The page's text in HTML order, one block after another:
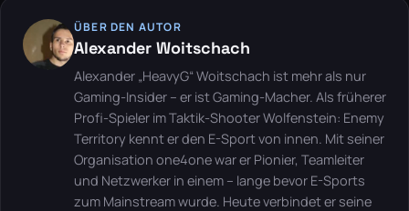
ÜBER DEN AUTOR
Alexander Woitschach
Alexander „HeavyG“ Woitschach ist mehr als nur
Gaming-Insider – er ist Gaming-Macher. Als früherer
Profi-Spieler im Taktik-Shooter Wolfenstein: Enemy
Territory kennt er den E-Sport von innen. Mit seiner
Organisation one4one war er Pionier, Teamleiter
und Netzwerker in einem – lange bevor E-Sports
zum Mainstream wurde. Heute verbindet er seine